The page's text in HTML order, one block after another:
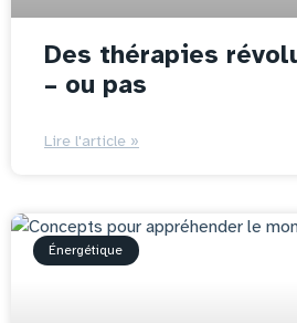
Des thérapies
– ou pas
Lire l'article »
Énergétique